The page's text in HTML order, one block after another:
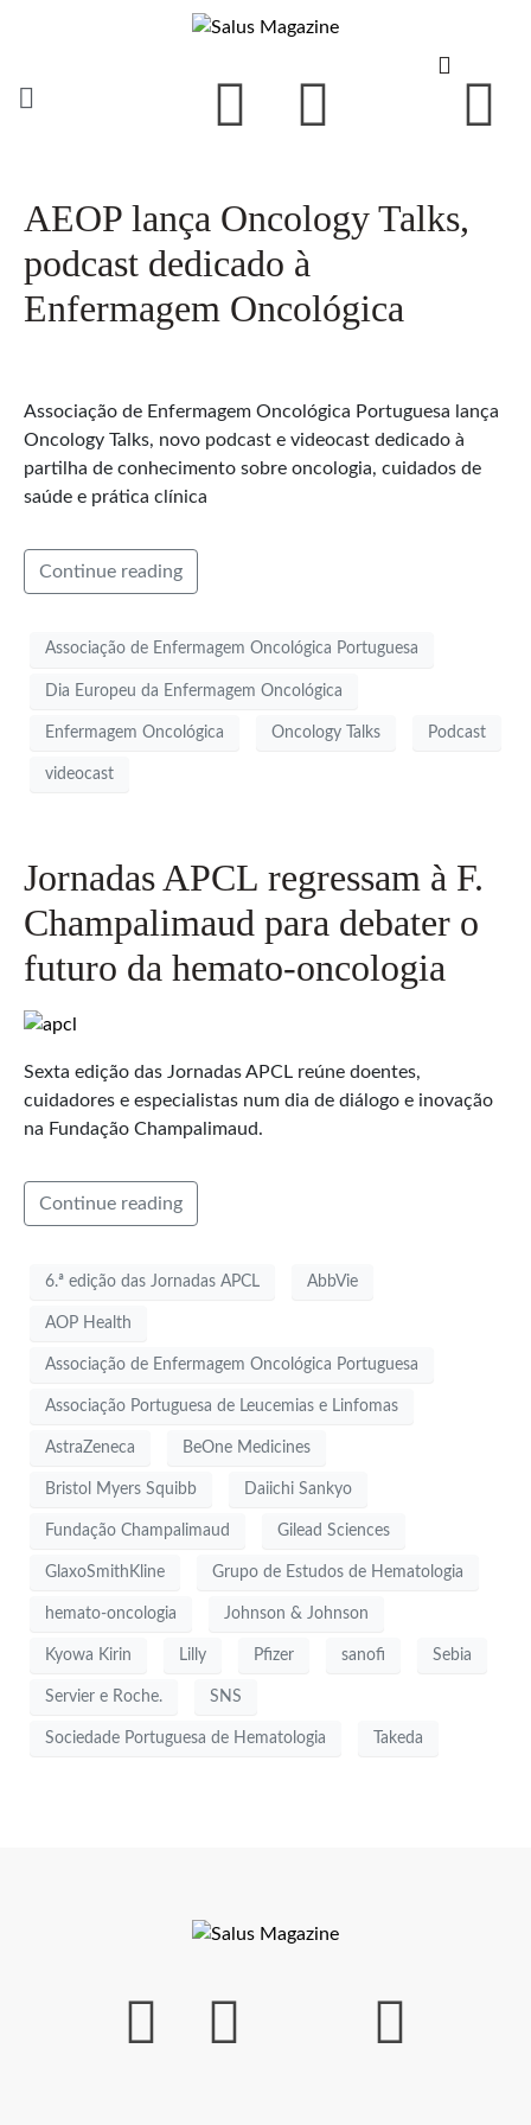
AEOP lança Oncology Talks,
podcast dedicado à
Enfermagem Oncológica
Associação de Enfermagem Oncológica Portuguesa lança
Oncology Talks, novo podcast e videocast dedicado à
partilha de conhecimento sobre oncologia, cuidados de
saúde e prática clínica
Continue reading
Associação de Enfermagem Oncológica Portuguesa
Dia Europeu da Enfermagem Oncológica
Enfermagem Oncológica Oncology Talks Podcast
videocast
Jornadas APCL regressam à F.
Champalimaud para debater o
futuro da hemato-oncologia
Sexta edição das Jornadas APCL reúne doentes,
cuidadores e especialistas num dia de diálogo e inovação
na Fundação Champalimaud.
Continue reading
6.ª edição das Jornadas APCL AbbVie
AOP Health
Associação de Enfermagem Oncológica Portuguesa
Associação Portuguesa de Leucemias e Linfomas
AstraZeneca BeOne Medicines
Bristol Myers Squibb Daiichi Sankyo
Fundação Champalimaud Gilead Sciences
GlaxoSmithKline Grupo de Estudos de Hematologia
hemato-oncologia Johnson & Johnson
Kyowa Kirin Lilly Pfizer sanofi Sebia
Servier e Roche. SNS
Sociedade Portuguesa de Hematologia Takeda